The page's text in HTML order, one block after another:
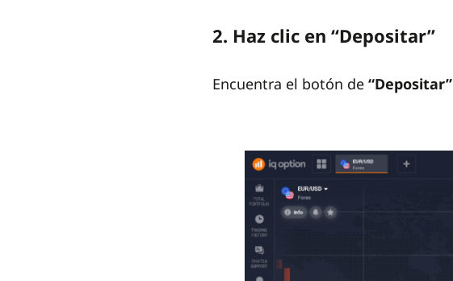
2. Haz clic en “Depositar”
Encuentra el botón de “Depositar”